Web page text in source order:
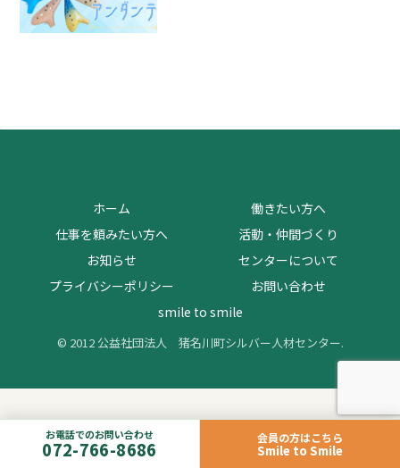
お電話でのお問い合わせ
072-766-8686
会員の方はこちら
Smile to Smile
ホーム
働きたい方へ
仕事を頼みたい方へ
活動・仲間づくり
お知らせ
センターについて
プライバシーポリシー
お問い合わせ
smile to smile
© 2012 公益社団法人 猪名川町シルバー人材センター.